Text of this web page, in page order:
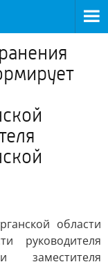
области
руководителя
заместителя